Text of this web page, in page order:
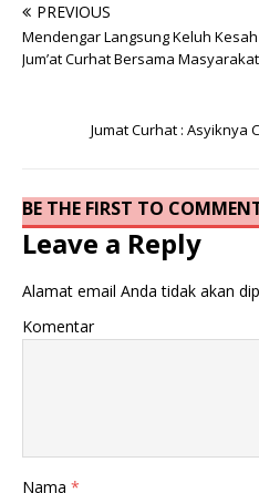
PREVIOUS
Mendengar Langsung Keluh
Jum’at Curhat Bersama
Jumat Curhat : Asyiknya
BE THE FIRST TO
Leave a Reply
Alamat email Anda tidak akan
Komentar
Nama *